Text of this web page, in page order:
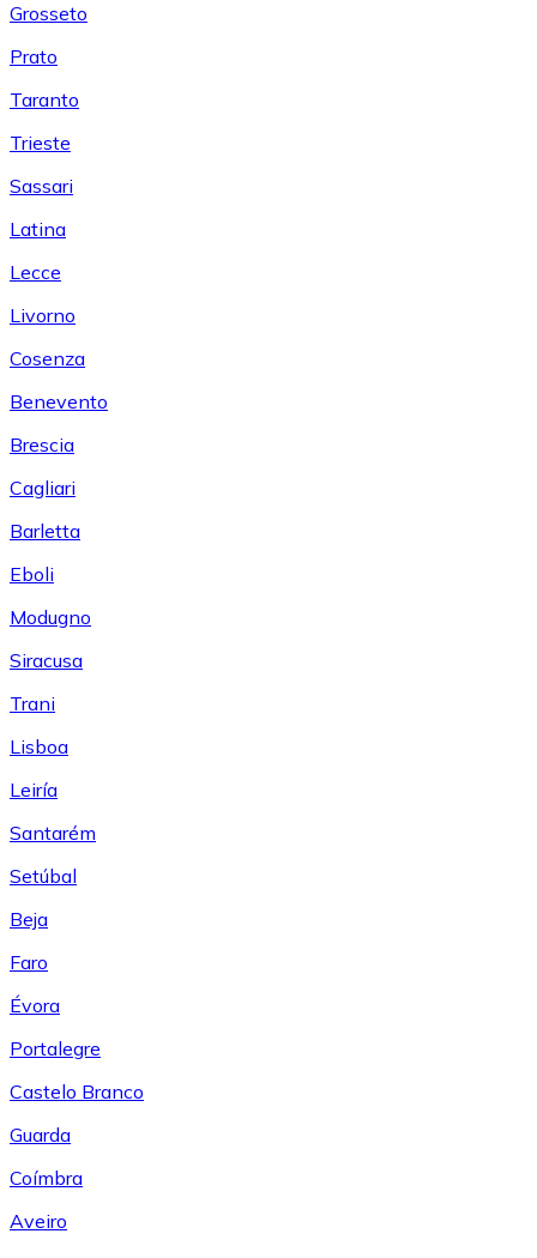
Grosseto
Prato
Taranto
Trieste
Sassari
Latina
Lecce
Livorno
Cosenza
Benevento
Brescia
Cagliari
Barletta
Eboli
Modugno
Siracusa
Trani
Lisboa
Leiría
Santarém
Setúbal
Beja
Faro
Évora
Portalegre
Castelo Branco
Guarda
Coímbra
Aveiro